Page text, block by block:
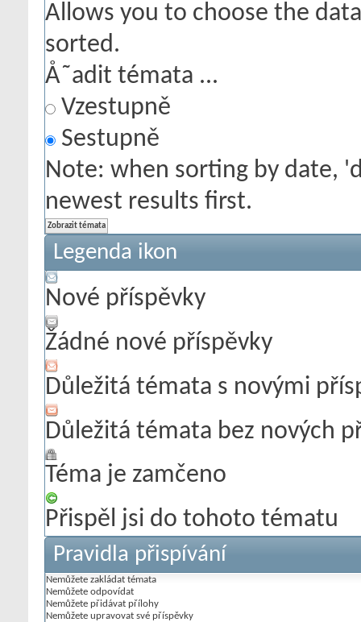
Allows you to choose the
sorted.
Å˜adit témata ...
Vzestupně
Sestupně
Note: when sorting by date,
newest results first.
Legenda ikon
Nové příspěvky
Žádné nové příspěvky
Důležitá témata s novými
Důležitá témata bez nových
Téma je zamčeno
Přispěl jsi do tohoto tématu
Pravidla přispívání
Nemůžete zakládat témata
Nemůžete odpovídat
Nemůžete přidávat přílohy
Nemůžete upravovat své příspěvky